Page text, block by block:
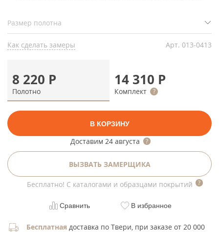
Как сделать замеры Арт. 013-0413
8 220 Р
Полотно
14 310 Р
Комплект
В КОРЗИНУ
Доставим 24 августа
ВЫЗВАТЬ ЗАМЕРЩИКА
Бесплатно! С каталогами и образцами покрытий
Сравнить В избранное
Бесплатная доставка по Твери, при заказе от 20 000